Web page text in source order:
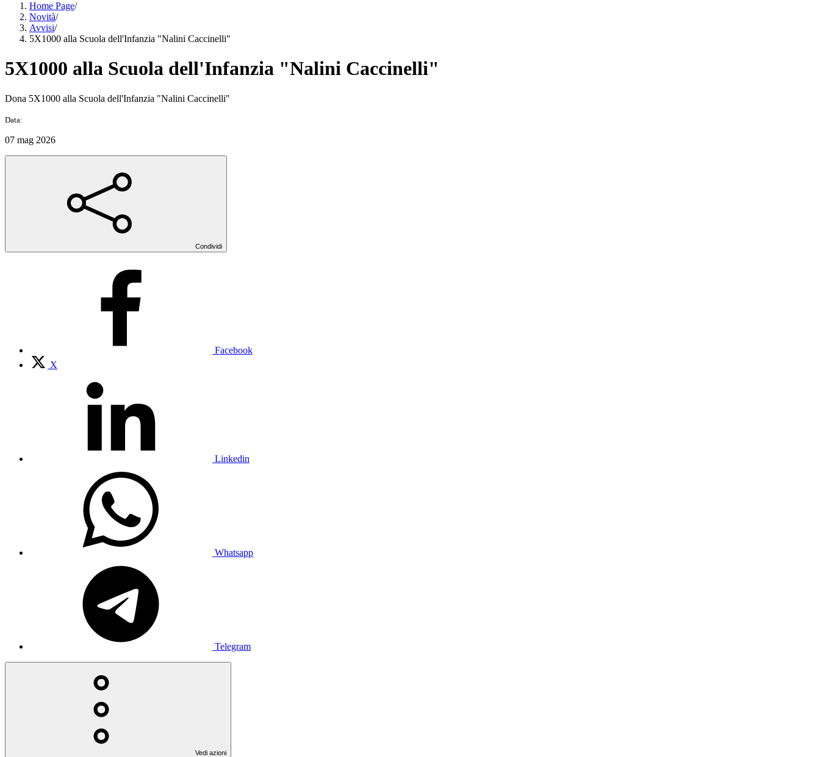
Home Page/
Novità/
Avvisi/
5X1000 alla Scuola dell'Infanzia "Nalini Caccinelli"
5X1000 alla Scuola dell'Infanzia "Nalini Caccinelli"
Dona 5X1000 alla Scuola dell'Infanzia "Nalini Caccinelli"
Data:
07 mag 2026
Condividi
Facebook
X
Linkedin
Whatsapp
Telegram
Vedi azioni